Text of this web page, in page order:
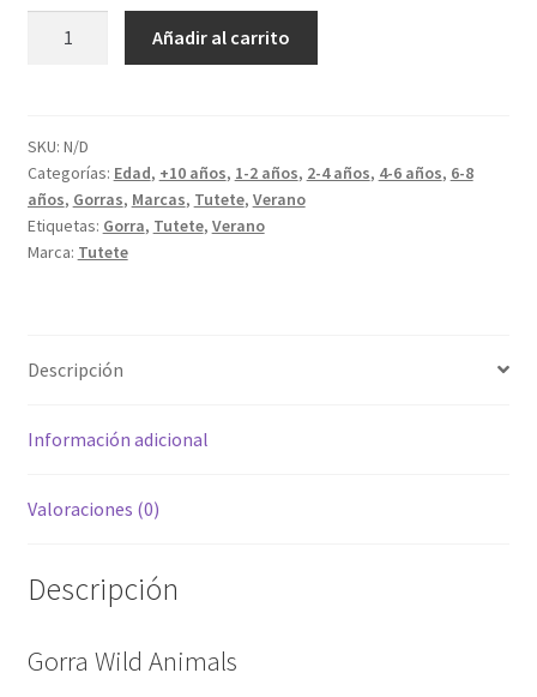
Añadir al carrito
SKU: N/D
Categorías: Edad, +10 años, 1-2 años, 2-4 años, 4-6 años, 6-8
años, Gorras, Marcas, Tutete, Verano
Etiquetas: Gorra, Tutete, Verano
Marca: Tutete
Descripción
Información adicional
Valoraciones (0)
Descripción
Gorra Wild Animals